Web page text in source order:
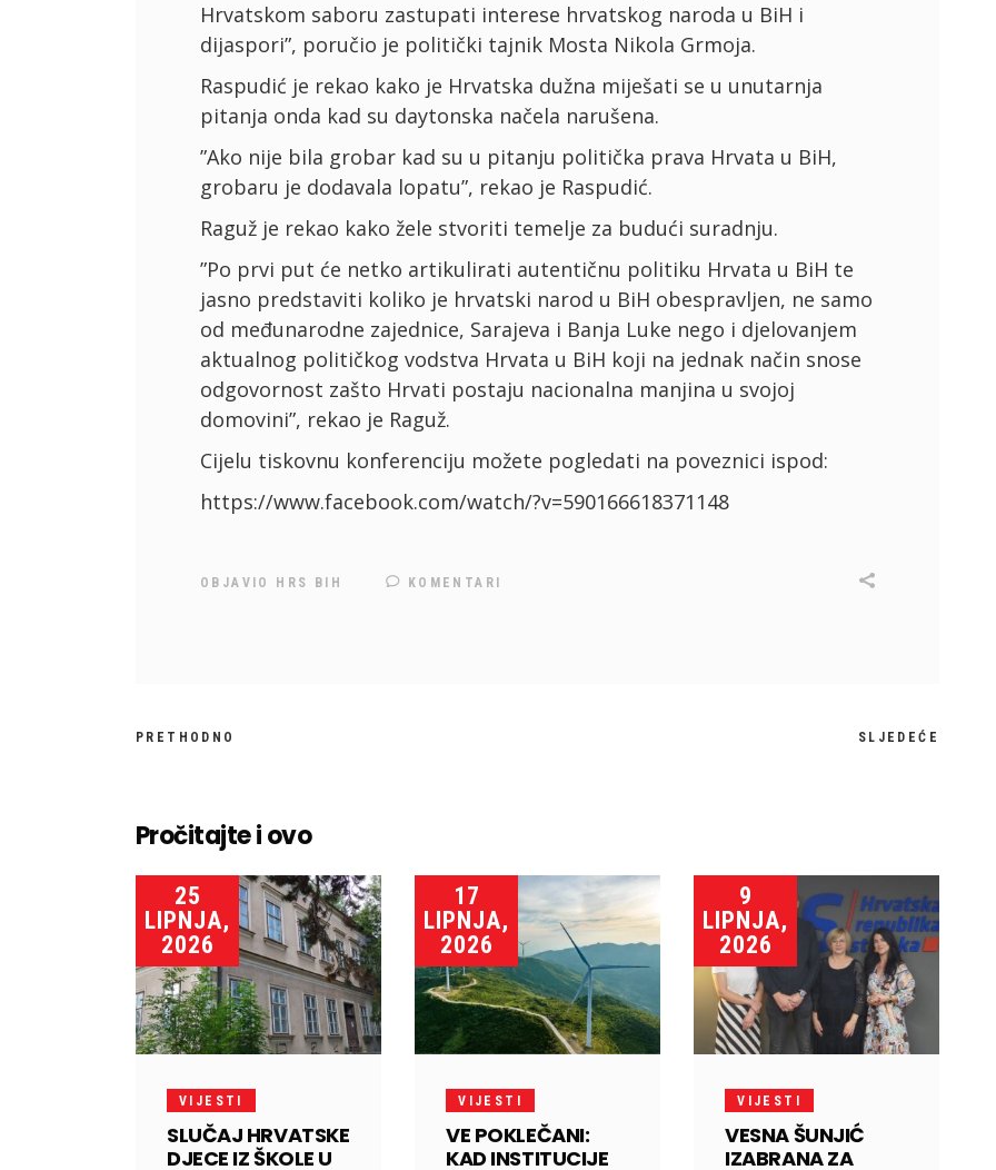
Hrvatskom saboru zastupati interese hrvatskog naroda u BiH i
dijaspori”, poručio je politički tajnik Mosta Nikola Grmoja.
Raspudić je rekao kako je Hrvatska dužna miješati se u unutarnja
pitanja onda kad su daytonska načela narušena.
”Ako nije bila grobar kad su u pitanju politička prava Hrvata u BiH,
grobaru je dodavala lopatu”, rekao je Raspudić.
Raguž je rekao kako žele stvoriti temelje za budući suradnju.
”Po prvi put će netko artikulirati autentičnu politiku Hrvata u BiH te
jasno predstaviti koliko je hrvatski narod u BiH obespravljen, ne samo
od međunarodne zajednice, Sarajeva i Banja Luke nego i djelovanjem
aktualnog političkog vodstva Hrvata u BiH koji na jednak način snose
odgovornost zašto Hrvati postaju nacionalna manjina u svojoj
domovini”, rekao je Raguž.
Cijelu tiskovnu konferenciju možete pogledati na poveznici ispod:
https://www.facebook.com/watch/?v=590166618371148
OBJAVIO HRS BIH KOMENTARI
PRETHODNO SLJEDEĆE
Pročitajte i ovo
25
LIPNJA,
2026
VIJESTI
SLUČAJ HRVATSKE
DJECE IZ ŠKOLE U
17
LIPNJA,
2026
VIJESTI
VE POKLEČANI:
KAD INSTITUCIJE
9
LIPNJA,
2026
VIJESTI
VESNA ŠUNJIĆ
IZABRANA ZA